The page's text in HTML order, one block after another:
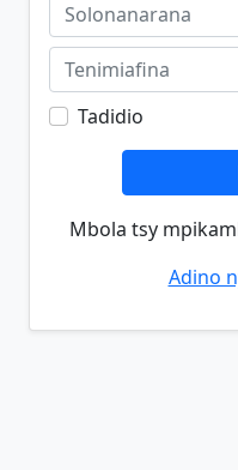
Tadidio
Mbola tsy
Adino